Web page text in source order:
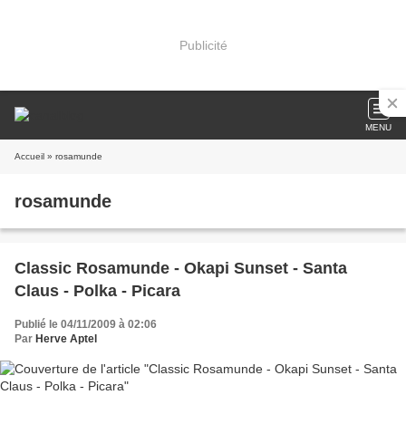
Publicité
MENU
Accueil » rosamunde
rosamunde
Classic Rosamunde - Okapi Sunset - Santa
Claus - Polka - Picara
Publié le 04/11/2009 à 02:06
Par Herve Aptel